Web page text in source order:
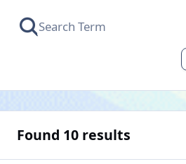
Found 10 results